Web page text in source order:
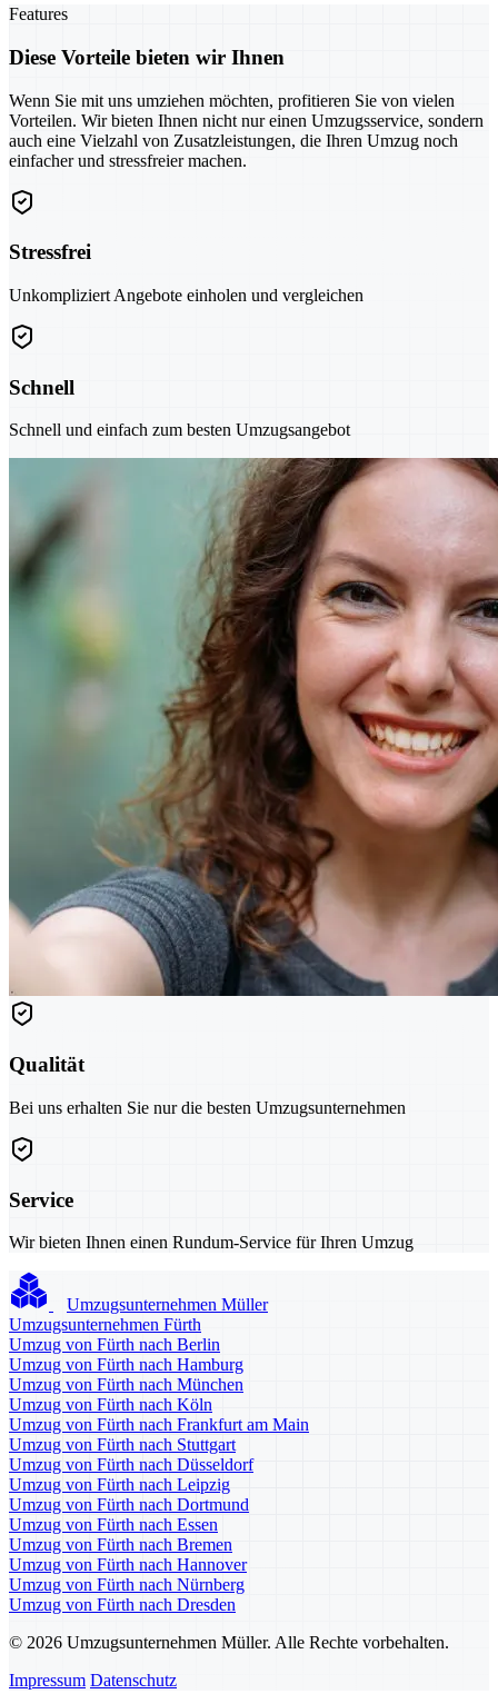
Features
Diese Vorteile bieten wir Ihnen
Wenn Sie mit uns umziehen möchten, profitieren Sie von vielen
Vorteilen. Wir bieten Ihnen nicht nur einen Umzugsservice, sondern
auch eine Vielzahl von Zusatzleistungen, die Ihren Umzug noch
einfacher und stressfreier machen.
Stressfrei
Unkompliziert Angebote einholen und vergleichen
Schnell
Schnell und einfach zum besten Umzugsangebot
Qualität
Bei uns erhalten Sie nur die besten Umzugsunternehmen
Service
Wir bieten Ihnen einen Rundum-Service für Ihren Umzug
Umzugsunternehmen Müller
Umzugsunternehmen Fürth
Umzug von Fürth nach Berlin
Umzug von Fürth nach Hamburg
Umzug von Fürth nach München
Umzug von Fürth nach Köln
Umzug von Fürth nach Frankfurt am Main
Umzug von Fürth nach Stuttgart
Umzug von Fürth nach Düsseldorf
Umzug von Fürth nach Leipzig
Umzug von Fürth nach Dortmund
Umzug von Fürth nach Essen
Umzug von Fürth nach Bremen
Umzug von Fürth nach Hannover
Umzug von Fürth nach Nürnberg
Umzug von Fürth nach Dresden
© 2026 Umzugsunternehmen Müller. Alle Rechte vorbehalten.
Impressum Datenschutz